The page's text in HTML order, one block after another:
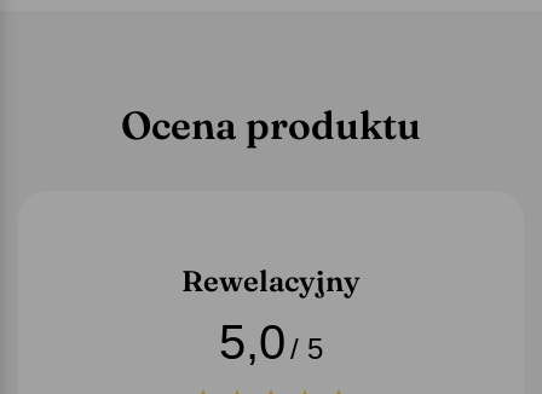
Ocena produktu
Rewelacyjny
5,0/ 5